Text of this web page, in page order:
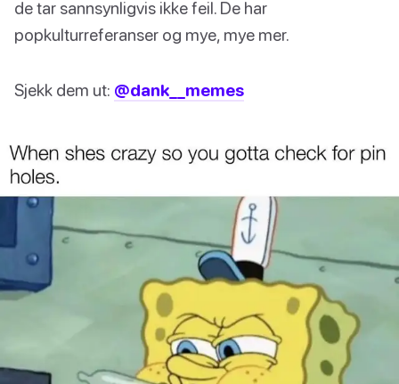
de tar sannsynligvis ikke feil. De har
popkulturreferanser og mye, mye mer.
Sjekk dem ut: @dank__memes